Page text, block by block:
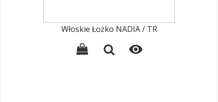
Włoskie Łożko NADIA / TR
